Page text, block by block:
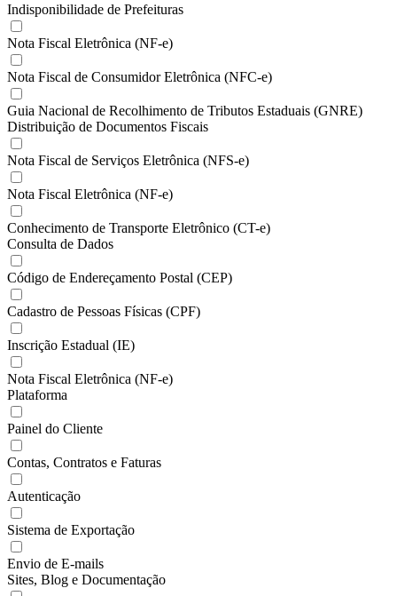
Indisponibilidade de Prefeituras
Nota Fiscal Eletrônica (NF-e)
Nota Fiscal de Consumidor Eletrônica (NFC-e)
Guia Nacional de Recolhimento de Tributos Estaduais (GNRE)
Distribuição de Documentos Fiscais
Nota Fiscal de Serviços Eletrônica (NFS-e)
Nota Fiscal Eletrônica (NF-e)
Conhecimento de Transporte Eletrônico (CT-e)
Consulta de Dados
Código de Endereçamento Postal (CEP)
Cadastro de Pessoas Físicas (CPF)
Inscrição Estadual (IE)
Nota Fiscal Eletrônica (NF-e)
Plataforma
Painel do Cliente
Contas, Contratos e Faturas
Autenticação
Sistema de Exportação
Envio de E-mails
Sites, Blog e Documentação